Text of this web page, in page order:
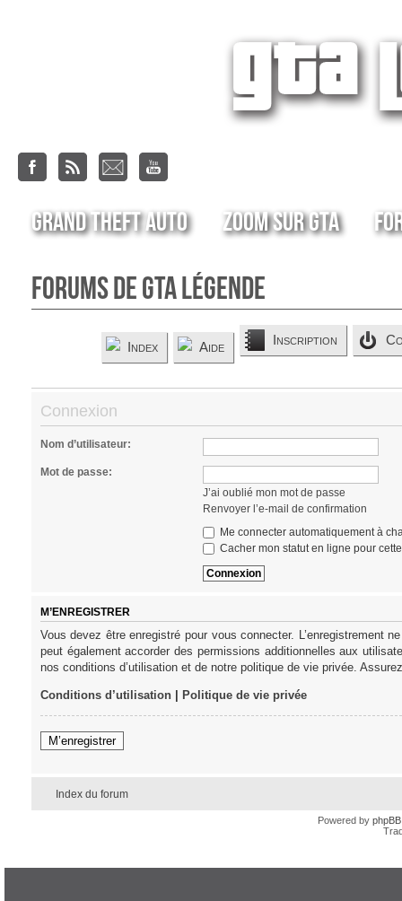
Grand Theft Auto Zoom sur GTA
Forums de GTA Légende
Index Aide Inscription
Connexion
Nom d’utilisateur:
Mot de passe:
J’ai oublié mon mot de passe
Renvoyer l’e-mail de confirmation
Me connecter automatiquement à
Cacher mon statut en ligne pour
M’ENREGISTRER
Vous devez être enregistré pour vous connecter. L’enregistrement
peut également accorder des permissions additionnelles aux
nos conditions d’utilisation et de notre politique de vie privée.
Conditions d’utilisation| Politique de vie privée
M’enregistrer
Index du forum
Powered by phpBB